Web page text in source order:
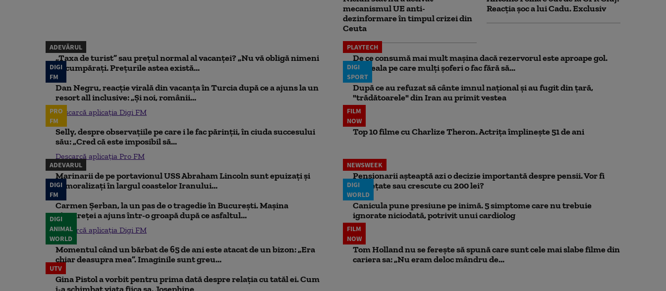
mecanismul UE anti-
dezinformare în timpul crizei din
Ceuta
Reacția șoc a lui Cadu. Exclusiv
ADEVĂRUL
„Taxa de turist” sau prețul normal al vacanței? „Nu vă obligă nimeni
să cumpărați. Prețurile astea există...
PLAYTECH
De ce consumă mai mult mașina dacă rezervorul este aproape gol.
Greșeala pe care mulți șoferi o fac fără să...
DIGI
FM
Dan Negru, reacție virală din vacanța în Turcia după ce a ajuns la un
resort all inclusive: „Și noi, românii...
Descarcă aplicația Digi FM
DIGI
SPORT
După ce au refuzat să cânte imnul naţional şi au fugit din ţară,
"trădătoarele" din Iran au primit vestea
PRO
FM
Selly, despre observațiile pe care i le fac părinții, în ciuda succesului
său: „Cred că este imposibil să...
Descarcă aplicația Pro FM
FILM
NOW
Top 10 filme cu Charlize Theron. Actrița împlinește 51 de ani
ADEVARUL
Marinarii de pe portavionul USS Abraham Lincoln sunt epuizați și
demoralizați în largul coastelor Iranului...
NEWSWEEK
Pensionarii așteaptă azi o decizie importantă despre pensii. Vor fi
înghețate sau crescute cu 200 lei?
DIGI
FM
Carmen Șerban, la un pas de o tragedie în București. Mașina
cântăreței a ajuns într-o groapă după ce asfaltul...
Descarcă aplicația Digi FM
DIGI
WORLD
Canicula pune presiune pe inimă. 5 simptome care nu trebuie
ignorate niciodată, potrivit unui cardiolog
DIGI
ANIMAL
WORLD
Momentul când un bărbat de 65 de ani este atacat de un bizon: „Era
chiar deasupra mea”. Imaginile sunt greu...
FILM
NOW
Tom Holland nu se ferește să spună care sunt cele mai slabe filme din
cariera sa: „Nu eram deloc mândru de...
UTV
Gina Pistol a vorbit pentru prima dată despre relația cu tatăl ei. Cum